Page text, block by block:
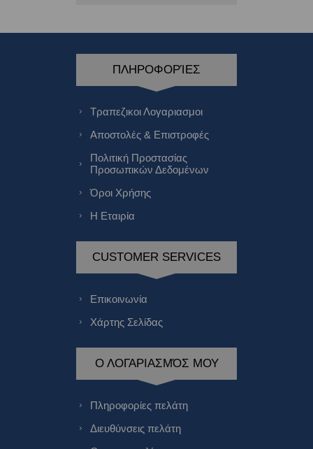
ΠΛΗΡΟΦΟΡΊΕΣ
Τραπεζικοι Λογαριασμοι
Αποστολές & Επιστροφές
Πολιτική Προστασίας
Προσωπικών Δεδομένων
Όροι Χρήσης
Η Εταιρία
CUSTOMER SERVICES
Επικοινωνία
Χάρτης Σελίδας
Ο ΛΟΓΑΡΙΑΣΜΌΣ ΜΟΥ
Πληροφορίες πελάτη
Διευθύνσεις πελάτη